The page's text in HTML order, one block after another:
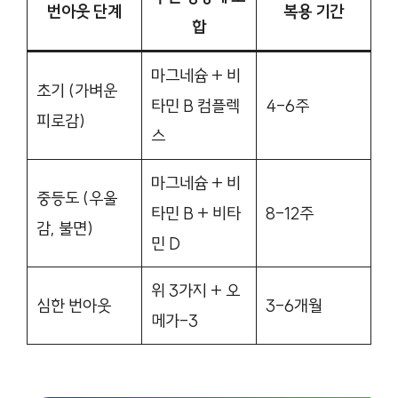
번아웃 단계
합
복용 기간
초기 (가벼운
피로감)
마그네슘 + 비
타민 B 컴플렉
스
4-6주
중등도 (우울
감, 불면)
마그네슘 + 비
타민 B + 비타
민 D
8-12주
심한 번아웃
위 3가지 + 오
메가-3
3-6개월